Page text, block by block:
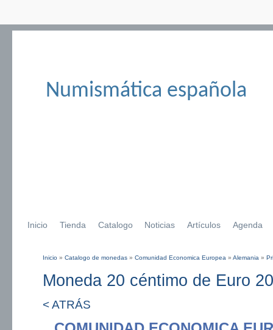
Numismática española
Inicio Tienda Catalogo Noticias Artículos Agenda
Inicio » Catalogo de monedas » Comunidad Economica Europea » Alemania »
Moneda 20 céntimo de Euro
< ATRÁS